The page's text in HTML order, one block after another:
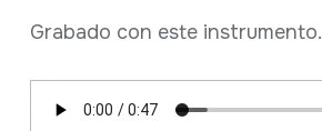
Grabado con este instrumento.